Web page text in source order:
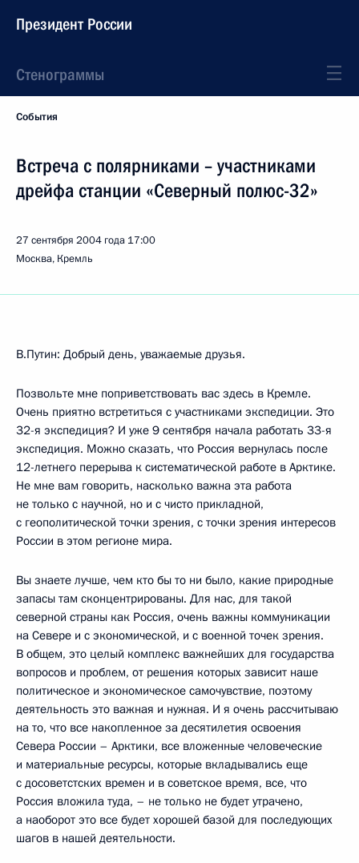
Президент России
Стенограммы
События
Встреча с полярниками – участниками
дрейфа станции «Северный полюс-32»
27 сентября 2004 года 17:00
Москва, Кремль
В.Путин: Добрый день, уважаемые друзья.
Позвольте мне поприветствовать вас здесь в Кремле.
Очень приятно встретиться с участниками экспедиции. Это
32-я экспедиция? И уже 9 сентября начала работать 33-я
экспедиция. Можно сказать, что Россия вернулась после
12-летнего перерыва к систематической работе в Арктике.
Не мне вам говорить, насколько важна эта работа
не только с научной, но и с чисто прикладной,
с геополитической точки зрения, с точки зрения интересов
России в этом регионе мира.
Вы знаете лучше, чем кто бы то ни было, какие природные
запасы там сконцентрированы. Для нас, для такой
северной страны как Россия, очень важны коммуникации
на Севере и с экономической, и с военной точек зрения.
В общем, это целый комплекс важнейших для государства
вопросов и проблем, от решения которых зависит наше
политическое и экономическое самочувствие, поэтому
деятельность это важная и нужная. И я очень рассчитываю
на то, что все накопленное за десятилетия освоения
Севера России – Арктики, все вложенные человеческие
и материальные ресурсы, которые вкладывались еще
с досоветстских времен и в советское время, все, что
Россия вложила туда, – не только не будет утрачено,
а наоборот это все будет хорошей базой для последующих
шагов в нашей деятельности.